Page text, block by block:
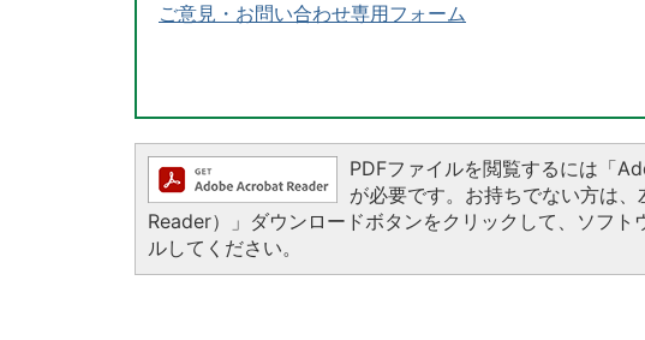
ご意見・お問い合わせ専用フォーム
PDFファイルを閲覧するには「
が必要です。お持ちでない方は
Reader）」ダウンロードボタンをクリックして、ソフ
ルしてください。